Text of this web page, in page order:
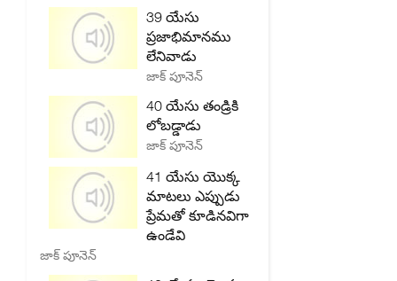
39 యేసు
ప్రజాభిమానము
లేనివాడు
జాక్ పూనెన్
40 యేసు తండ్రికి
లోబడ్డాడు
జాక్ పూనెన్
41 యేసు యొక్క
మాటలు ఎప్పుడు
ప్రేమతో కూడినవిగా
ఉండేవి
జాక్ పూనెన్